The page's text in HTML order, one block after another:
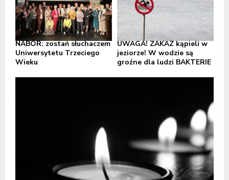
NABÓR: zostań słuchaczem
Uniwersytetu Trzeciego
Wieku
UWAGA! ZAKAZ kąpieli w
jeziorze! W wodzie są
groźne dla ludzi BAKTERIE